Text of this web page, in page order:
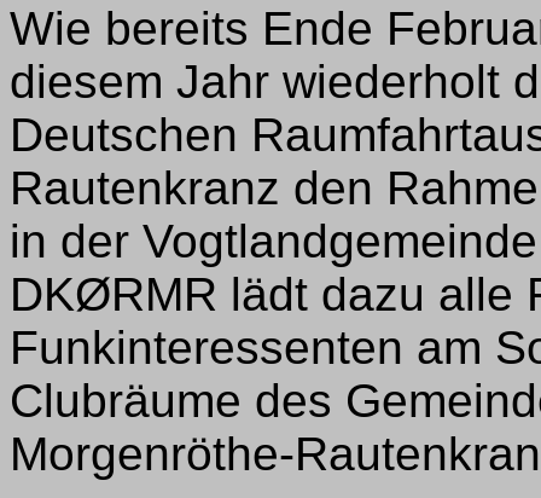
Wie bereits Ende
diesem Jahr wiederholt
Deutschen
Rautenkranz den
in der
DKØRMR lädt dazu alle
Funkinteressenten am
Clubräume des
Morgenröthe-